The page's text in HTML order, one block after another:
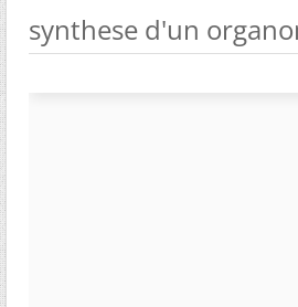
synthese d'un